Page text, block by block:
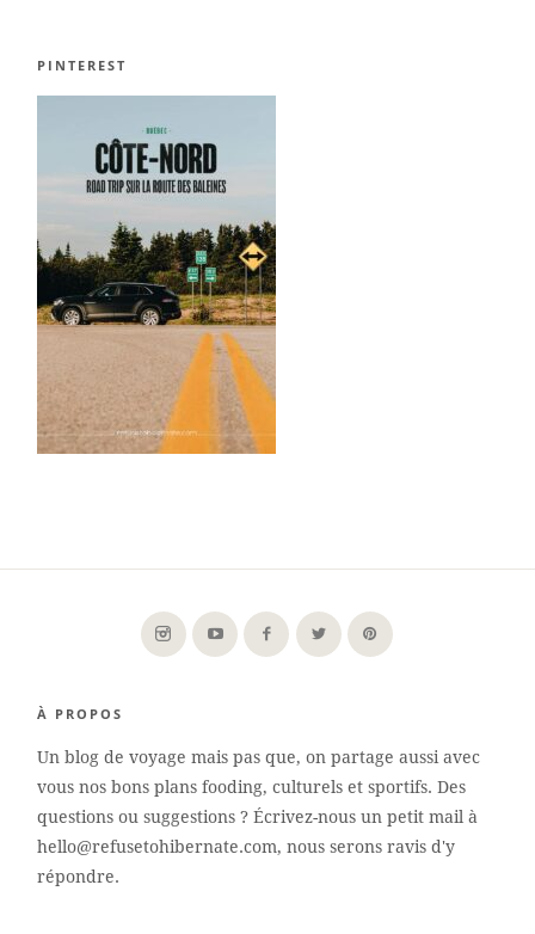
PINTEREST
À PROPOS
Un blog de voyage mais pas que, on partage aussi avec
vous nos bons plans fooding, culturels et sportifs. Des
questions ou suggestions ? Écrivez-nous un petit mail à
hello@refusetohibernate.com, nous serons ravis d'y
répondre.